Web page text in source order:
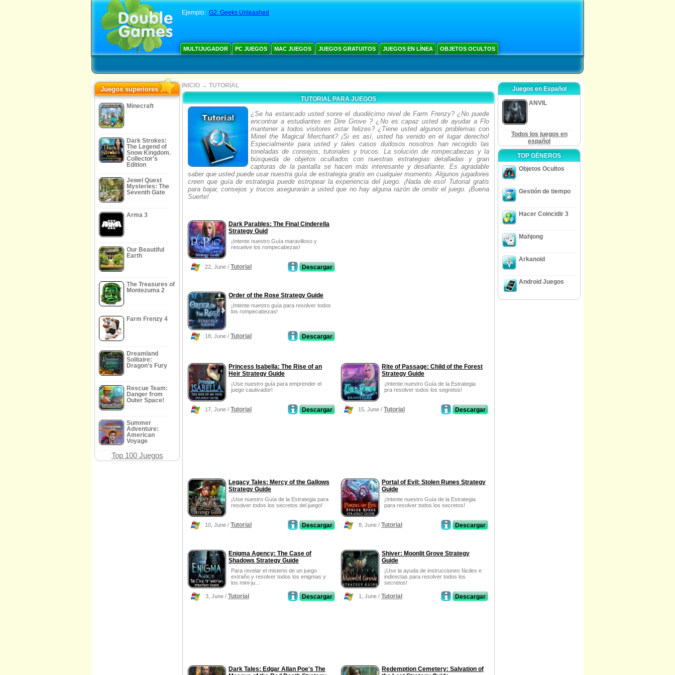
Ejemplo: G2: Geeks Unleashed
MULTIJUGADOR PC JUEGOS MAC JUEGOS JUEGOS GRATUITOS JUEGOS EN LÍNEA OBJETOS OCULTOS
Juegos superiores
Minecraft
Dark Strokes:
The Legend of
Snow Kingdom.
Collector's
Edition
Jewel Quest
Mysteries: The
Seventh Gate
Arma 3
Our Beautiful
Earth
The Treasures of
Montezuma 2
Farm Frenzy 4
Dreamland
Solitaire:
Dragon's Fury
Rescue Team:
Danger from
Outer Space!
Summer
Adventure:
American
Voyage
Top 100 Juegos
INICIO → TUTORIAL
TUTORIAL PARA JUEGOS
¿Se ha estancado usted sonre el duodécimo nivel de Farm Frenzy? ¿No puede
encontrar a estudiantes en Dire Grove ? ¿No es capaz usted de ayudar a Flo
mantener a todos visitores estar felizes? ¿Tiene usted algunos problemas con
Miriel the Magical Merchant? ¡Si es así, usted ha venido en el lugar derecho!
Especialmente para usted y tales casos dudosos nosotros han recogido las
toneladas de consejos, tutoriales y trucos. La solución de rompecabezas y la
búsqueda de objetos ocultados con nuestras estrategias detalladas y gran
capturas de la pantalla se hacen más interesante y desafiante. Es agradable
saber que usted puede usar nuestra guía de estrategia gratis en cualquier momento. Algunos jugadores
creen que guía de estrategia puede estropear la experiencia del juego. ¡Nada de eso! Tutorial gratis
para bajar, consejos y trucos asegurarán a usted que no hay alguna razón de omitir el juego. ¡Buena
Suerte!
Dark Parables: The Final Cinderella
Strategy Guid
¡Intente nuestro Guía maravilloso y
resuelve los rompecabezas!
22, June / Tutorial Descargar
Order of the Rose Strategy Guide
¡Intente nuestro guía para resolver todos
los rompecabezas!
18, June / Tutorial Descargar
Princess Isabella: The Rise of an
Heir Strategy Guide
¡Use nuestro guía para emprender el
juego cautivador!
17, June / Tutorial Descargar
Rite of Passage: Child of the Forest
Strategy Guide
¡Intente nuestro Guía de la Estrategia
pra resolver todos los segretos!
15, June / Tutorial Descargar
Legacy Tales: Mercy of the Gallows
Strategy Guide
¡Use nuestro Guía de la Estrategia para
resolver todos los secretos del juego!
10, June / Tutorial Descargar
Portal of Evil: Stolen Runes Strategy
Guide
¡Intente nuestro Guía de la Estrategia
para resolver todos los secretos!
8, June / Tutorial Descargar
Enigma Agency: The Case of
Shadows Strategy Guide
Para revelar el misterio de un juego
extraño y resolver todos los enigmas y
los mini-ju...
3, June / Tutorial Descargar
Shiver: Moonlit Grove Strategy
Guide
¡Use la ayuda de instrucciones fáciles e
indirectas para resolver todos los
secretos!
1, June / Tutorial Descargar
Dark Tales: Edgar Allan Poe's The
Redemption Cemetery: Salvation of
Juegos en Español
ANVIL
Todos los juegos en
español
TOP GÉNEROS
Objetos Ocultos
Gestión de tiempo
Hacer Coincidir 3
Mahjong
Arkanoid
Android Juegos